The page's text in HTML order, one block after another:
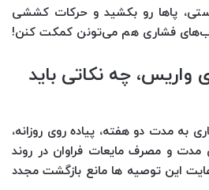
پاها رو بکشید و حرکات کششی
فشاری هم می‌تونن کمکت کنن!
واریس، چه نکاتی باید
به مدت دو هفته، پیاده‌ روی روزانه،
مدت و مصرف مایعات فراوان در روند
این توصیه‌ ها مانع بازگشت مجدد